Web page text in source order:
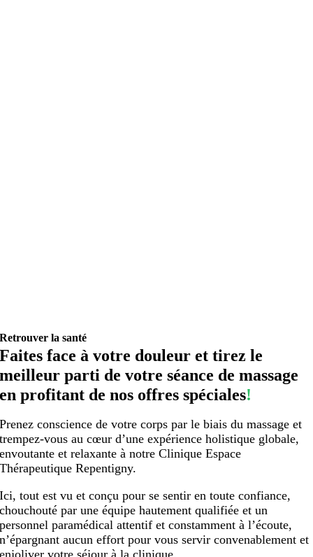
Retrouver la santé
Faites face à votre douleur et tirez le
meilleur parti de votre séance de massage
en profitant de nos offres spéciales!
Prenez conscience de votre corps par le biais du massage et
trempez-vous au cœur d’une expérience holistique globale,
envoutante et relaxante à notre Clinique Espace
Thérapeutique Repentigny.
Ici, tout est vu et conçu pour se sentir en toute confiance,
chouchouté par une équipe hautement qualifiée et un
personnel paramédical attentif et constamment à l’écoute,
n’épargnant aucun effort pour vous servir convenablement et
enjoliver votre séjour à la clinique.